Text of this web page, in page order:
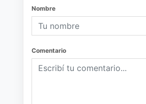
Nombre
Comentario